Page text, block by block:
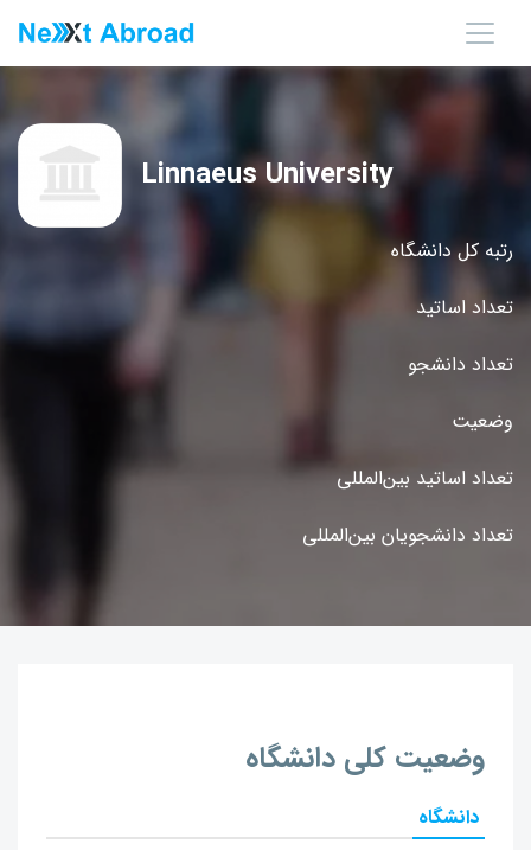
رتبه کل دانشگاه
تعداد اساتید
تعداد دانشجو
وضعیت
تعداد اساتید بین‌المللی
تعداد دانشجویان بین‌المللی
Linnaeus University
وضعیت کلی دانشگاه
دانشگاه